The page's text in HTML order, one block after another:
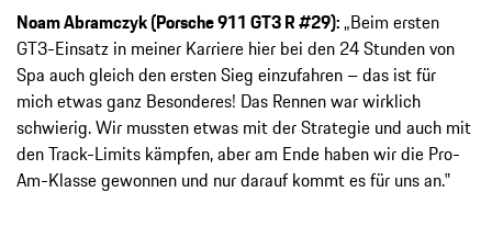
Noam Abramczyk (Porsche 911 GT3 R #29): „Beim ersten
GT3-Einsatz in meiner Karriere hier bei den 24 Stunden von
Spa auch gleich den ersten Sieg einzufahren – das ist für
mich etwas ganz Besonderes! Das Rennen war wirklich
schwierig. Wir mussten etwas mit der Strategie und auch mit
den Track-Limits kämpfen, aber am Ende haben wir die Pro-
Am-Klasse gewonnen und nur darauf kommt es für uns an.‟